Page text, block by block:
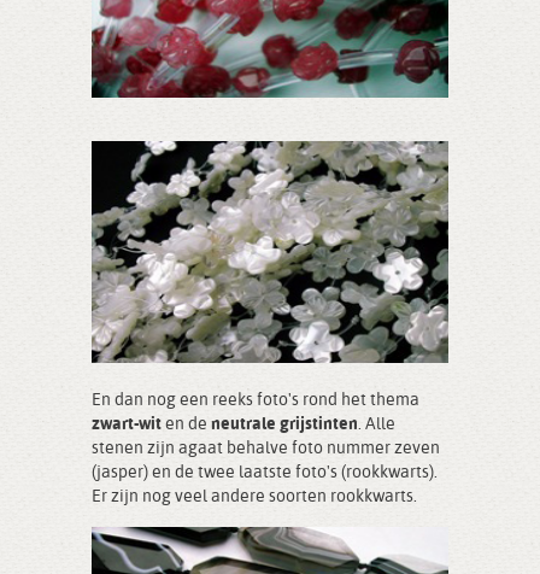
En dan nog een reeks foto's rond het thema
zwart-wit en de neutrale grijstinten. Alle
stenen zijn agaat behalve foto nummer zeven
(jasper) en de twee laatste foto's (rookkwarts).
Er zijn nog veel andere soorten rookkwarts.